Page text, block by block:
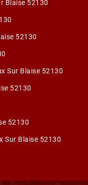
Blaise 52130
52130
Sur Blaise 52130
52130
52130
Sur Blaise 52130